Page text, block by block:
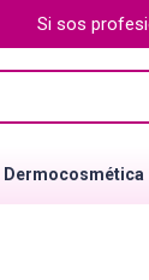
Si sos
Dermocosmética